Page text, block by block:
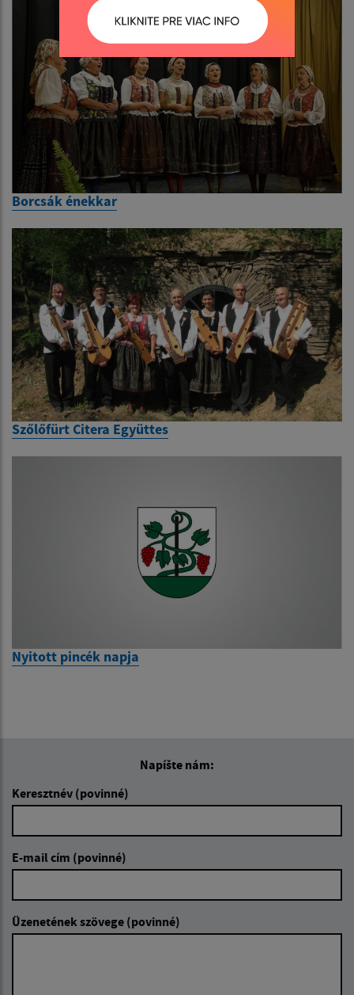
Borcsák énekkar
Szőlőfürt Citera Együttes
Nyitott pincék napja
Napíšte nám:
Keresztnév (povinné)
E-mail cím (povinné)
Üzenetének szövege (povinné)